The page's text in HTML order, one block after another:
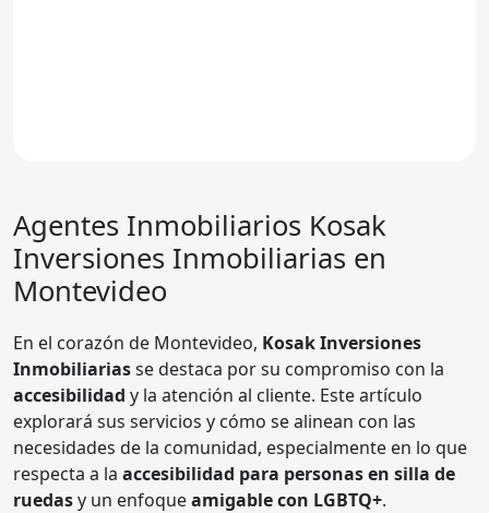
Agentes Inmobiliarios Kosak
Inversiones Inmobiliarias en
Montevideo
En el corazón de Montevideo, Kosak Inversiones
Inmobiliariasse destaca por su compromiso con la
accesibilidad y la atención al cliente. Este artículo
explorará sus servicios y cómo se alinean con las
necesidades de la comunidad, especialmente en lo que
respecta a la accesibilidad para personas en silla de
ruedasy un enfoqueamigable con LGBTQ+.